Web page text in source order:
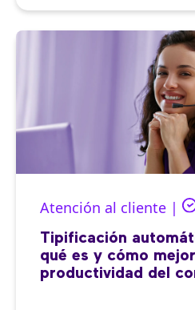
Atención al cliente |
Tipificación
qué es y cómo
productividad del